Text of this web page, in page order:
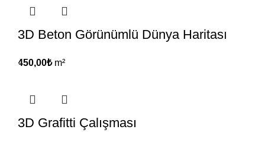
3D Beton Görünümlü Dünya Haritası
450,00₺m²
3D Grafitti Çalışması